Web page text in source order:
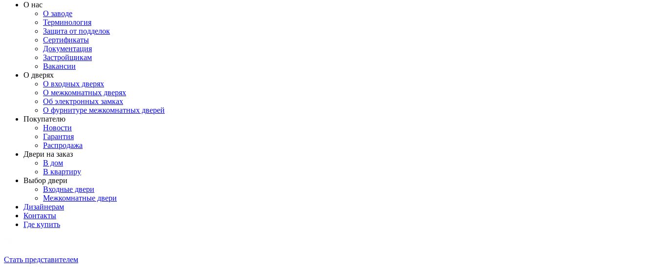
О нас
О заводе
Терминология
Защита от подделок
Сертификаты
Документация
Застройщикам
Вакансии
О дверях
О входных дверях
О межкомнатных дверях
Об электронных замках
О фурнитуре межкомнатных дверей
Покупателю
Новости
Гарантия
Распродажа
Двери на заказ
В дом
В квартиру
Выбор двери
Входные двери
Межкомнатные двери
Дизайнерам
Контакты
Где купить
Стать представителем